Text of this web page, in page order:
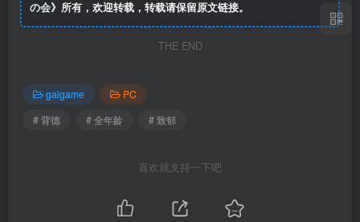
第一名咨询者说，她把自己朋友的猫当作野猫杀死了。
第二名咨询者说，想要知道将肇事逃逸的父亲杀死的方法。
听闻此言的我，用谁都听不见的声音低语道
既然如此，在着大千世界中唯独无法使我变得幸福的魔法，
即使真实存在，它的本质也一定是彻头彻尾的迂腐而无聊的
の会》所有，欢迎转载，转载请保留原文链接。
THE END
galgame
PC
# 背德
# 全年龄 # 致郁
喜欢就支持一下吧